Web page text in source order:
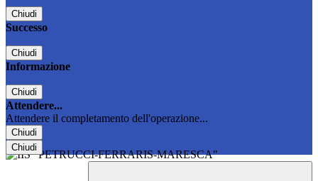
Chiudi
Successo
Chiudi
Informazione
Chiudi
Attendere...
Attendere il completamento dell'operazione...
Chiudi
Chiudi